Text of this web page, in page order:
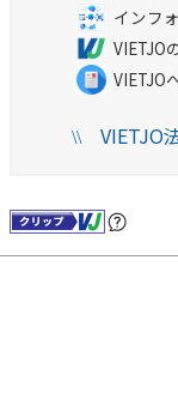
インフ
VIETJO
VIETJO
\\VIETJO